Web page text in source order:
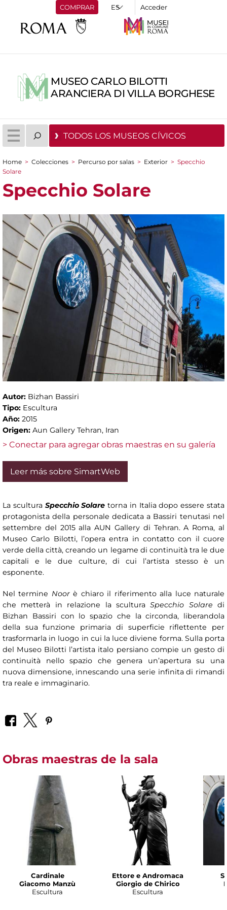
COMPRAR Acceder
MUSEO CARLO BILOTTI
ARANCIERA DI VILLA BORGHESE
TODOS LOS MUSEOS CÍVICOS
You are here
Home > Colecciones > Percurso por salas > Exterior > Specchio
Solare
Specchio Solare
Autor: Bizhan Bassiri
Tipo: Escultura
Año: 2015
Origen: Aun Gallery Tehran, Iran
> Conectar para agregar obras maestras en su galería
Leer más sobre SimartWeb
La scultura Specchio Solare torna in Italia dopo essere stata
protagonista della personale dedicata a Bassiri tenutasi nel
settembre del 2015 alla AUN Gallery di Tehran. A Roma, al
Museo Carlo Bilotti, l’opera entra in contatto con il cuore
verde della città, creando un legame di continuità tra le due
capitali e le due culture, di cui l’artista stesso è un
esponente.
Nel termine Noorè chiaro il riferimento alla luce naturale
che metterà in relazione la sculturaSpecchio Solare di
Bizhan Bassiri con lo spazio che la circonda, liberandola
della sua funzione primaria di superficie riflettente per
trasformarla in luogo in cui la luce diviene forma. Sulla porta
del Museo Bilotti l’artista italo persiano compie un gesto di
continuità nello spazio che genera un’apertura su una
nuova dimensione, innescando una serie infinita di rimandi
tra reale e immaginario.
Obras maestras de la sala
Cardinale
Giacomo Manzù
Escultura
Ettore e Andromaca
Giorgio de Chirico
Escultura